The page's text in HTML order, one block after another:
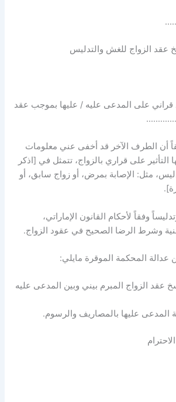
الزواج للغش والتدليس
قراني على المدعى عليه / عليها بموجب عقد
أن الطرف الآخر قد أخفى عني معلومات
على قراري بالزواج، تتمثل في [اذكر
مثل: الإصابة بمرض، أو زواج سابق، أو
وفقاً لأحكام القانون الإماراتي،
وشرط الرضا الصحيح في عقود الزواج.
المحكمة الموقرة مايلي:
عقد الزواج المبرم بيني وبين المدعى عليه
المدعى عليها بالمصاريف والرسوم.